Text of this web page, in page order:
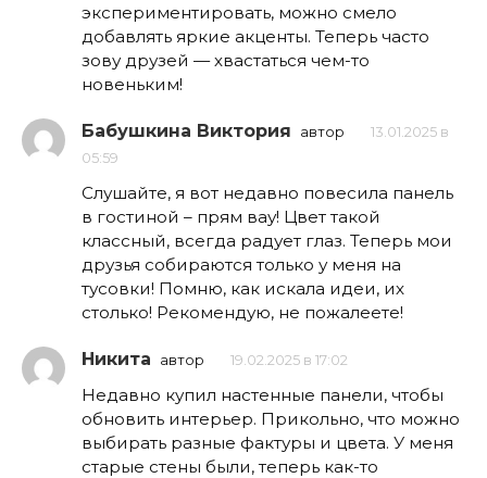
экспериментировать, можно смело
добавлять яркие акценты. Теперь часто
зову друзей — хвастаться чем-то
новеньким!
Бабушкина Виктория автор
13.01.2025 в
05:59
Слушайте, я вот недавно повесила панель
в гостиной – прям вау! Цвет такой
классный, всегда радует глаз. Теперь мои
друзья собираются только у меня на
тусовки! Помню, как искала идеи, их
столько! Рекомендую, не пожалеете!
Никита автор 19.02.2025 в 17:02
Недавно купил настенные панели, чтобы
обновить интерьер. Прикольно, что можно
выбирать разные фактуры и цвета. У меня
старые стены были, теперь как-то